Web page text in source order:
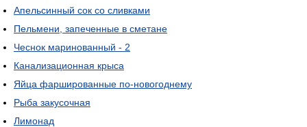
Апельсинный сок со сливками
Пельмени, запеченные в сметане
Чеснок маринованный - 2
Канализационная крыса
Яйца фаршированные по-новогоднему
Рыба закусочная
Лимонад